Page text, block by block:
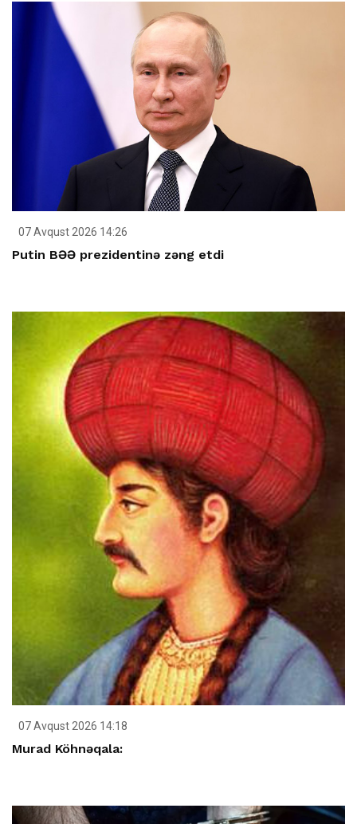
07 Avqust 2026 14:26
Putin BƏƏ prezidentinə zəng etdi
07 Avqust 2026 14:18
Murad Köhnəqala: